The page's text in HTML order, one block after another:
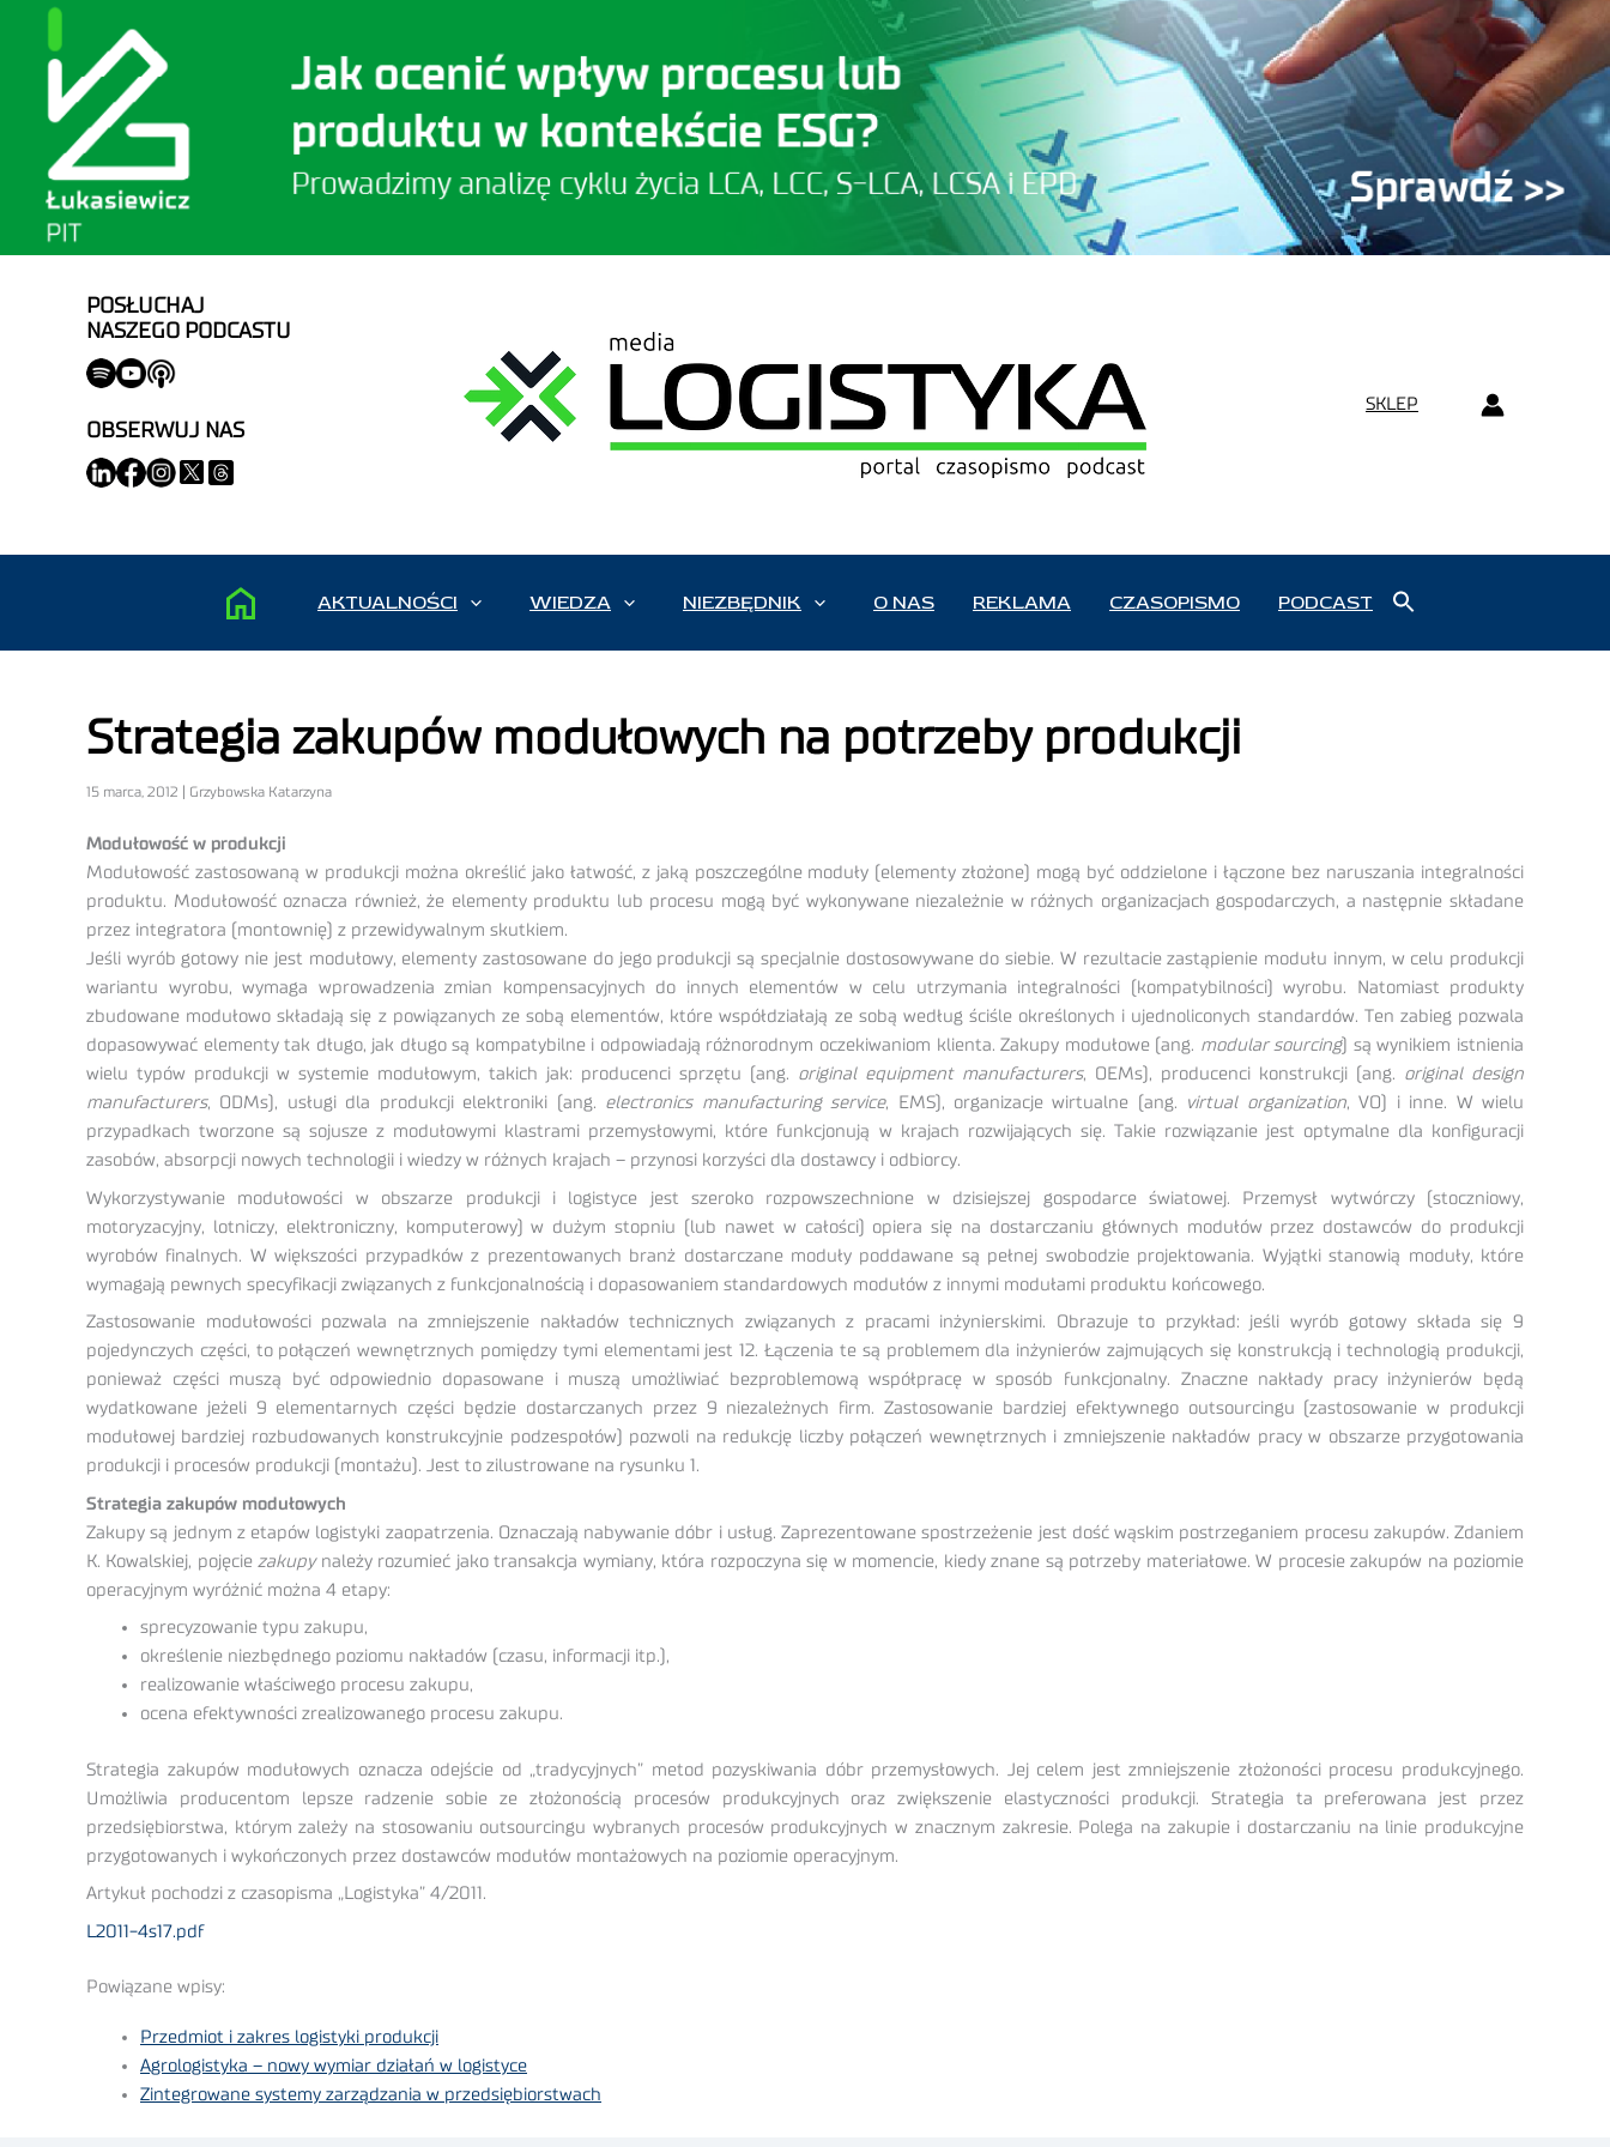
POSŁUCHAJ
NASZEGO PODCASTU
OBSERWUJ NAS
SKLEP
AKTUALNOŚCI WIEDZA NIEZBĘDNIK O NAS REKLAMA CZASOPISMO PODCAST
Strategia zakupów modułowych na potrzeby produkcji
15 marca, 2012 | Grzybowska Katarzyna
Modułowość w produkcji
Modułowość zastosowaną w produkcji można określić jako łatwość, z jaką poszczególne moduły (elementy złożone) mogą być oddzielone i łączone bez naruszania integralności
produktu. Modułowość oznacza również, że elementy produktu lub procesu mogą być wykonywane niezależnie w różnych organizacjach gospodarczych, a następnie składane
przez integratora (montownię) z przewidywalnym skutkiem.
Jeśli wyrób gotowy nie jest modułowy, elementy zastosowane do jego produkcji są specjalnie dostosowywane do siebie. W rezultacie zastąpienie modułu innym, w celu produkcji
wariantu wyrobu, wymaga wprowadzenia zmian kompensacyjnych do innych elementów w celu utrzymania integralności (kompatybilności) wyrobu. Natomiast produkty
zbudowane modułowo składają się z powiązanych ze sobą elementów, które współdziałają ze sobą według ściśle określonych i ujednoliconych standardów. Ten zabieg pozwala
dopasowywać elementy tak długo, jak długo są kompatybilne i odpowiadają różnorodnym oczekiwaniom klienta. Zakupy modułowe (ang. modular sourcing) są wynikiem istnienia
wielu typów produkcji w systemie modułowym, takich jak: producenci sprzętu (ang. original equipment manufacturers, OEMs), producenci konstrukcji (ang. original design
manufacturers, ODMs), usługi dla produkcji elektroniki (ang. electronics manufacturing service, EMS), organizacje wirtualne (ang. virtual organization, VO) i inne. W wielu
przypadkach tworzone są sojusze z modułowymi klastrami przemysłowymi, które funkcjonują w krajach rozwijających się. Takie rozwiązanie jest optymalne dla konfiguracji
zasobów, absorpcji nowych technologii i wiedzy w różnych krajach – przynosi korzyści dla dostawcy i odbiorcy.
Wykorzystywanie modułowości w obszarze produkcji i logistyce jest szeroko rozpowszechnione w dzisiejszej gospodarce światowej. Przemysł wytwórczy (stoczniowy,
motoryzacyjny, lotniczy, elektroniczny, komputerowy) w dużym stopniu (lub nawet w całości) opiera się na dostarczaniu głównych modułów przez dostawców do produkcji
wyrobów finalnych. W większości przypadków z prezentowanych branż dostarczane moduły poddawane są pełnej swobodzie projektowania. Wyjątki stanowią moduły, które
wymagają pewnych specyfikacji związanych z funkcjonalnością i dopasowaniem standardowych modułów z innymi modułami produktu końcowego.
Zastosowanie modułowości pozwala na zmniejszenie nakładów technicznych związanych z pracami inżynierskimi. Obrazuje to przykład: jeśli wyrób gotowy składa się 9
pojedynczych części, to połączeń wewnętrznych pomiędzy tymi elementami jest 12. Łączenia te są problemem dla inżynierów zajmujących się konstrukcją i technologią produkcji,
ponieważ części muszą być odpowiednio dopasowane i muszą umożliwiać bezproblemową współpracę w sposób funkcjonalny. Znaczne nakłady pracy inżynierów będą
wydatkowane jeżeli 9 elementarnych części będzie dostarczanych przez 9 niezależnych firm. Zastosowanie bardziej efektywnego outsourcingu (zastosowanie w produkcji
modułowej bardziej rozbudowanych konstrukcyjnie podzespołów) pozwoli na redukcję liczby połączeń wewnętrznych i zmniejszenie nakładów pracy w obszarze przygotowania
produkcji i procesów produkcji (montażu). Jest to zilustrowane na rysunku 1.
Strategia zakupów modułowych
Zakupy są jednym z etapów logistyki zaopatrzenia. Oznaczają nabywanie dóbr i usług. Zaprezentowane spostrzeżenie jest dość wąskim postrzeganiem procesu zakupów. Zdaniem
K. Kowalskiej, pojęcie zakupynależy rozumieć jako transakcja wymiany, która rozpoczyna się w momencie, kiedy znane są potrzeby materiałowe. W procesie zakupów na poziomie
operacyjnym wyróżnić można 4 etapy:
sprecyzowanie typu zakupu,
określenie niezbędnego poziomu nakładów (czasu, informacji itp.),
realizowanie właściwego procesu zakupu,
ocena efektywności zrealizowanego procesu zakupu.
Strategia zakupów modułowych oznacza odejście od „tradycyjnych” metod pozyskiwania dóbr przemysłowych. Jej celem jest zmniejszenie złożoności procesu produkcyjnego.
Umożliwia producentom lepsze radzenie sobie ze złożonością procesów produkcyjnych oraz zwiększenie elastyczności produkcji. Strategia ta preferowana jest przez
przedsiębiorstwa, którym zależy na stosowaniu outsourcingu wybranych procesów produkcyjnych w znacznym zakresie. Polega na zakupie i dostarczaniu na linie produkcyjne
przygotowanych i wykończonych przez dostawców modułów montażowych na poziomie operacyjnym.
Artykuł pochodzi z czasopisma „Logistyka” 4/2011.
L2011-4s17.pdf
Powiązane wpisy:
Przedmiot i zakres logistyki produkcji
Agrologistyka – nowy wymiar działań w logistyce
Zintegrowane systemy zarządzania w przedsiębiorstwach